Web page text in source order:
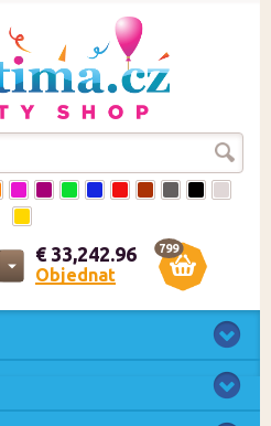
€ 33,242.96
Objednat
799